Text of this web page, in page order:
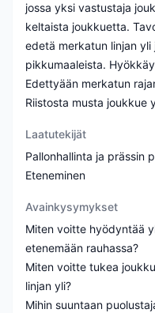
jossa yksi vastustaja
keltaista joukkuetta.
edetä merkatun linjan
pikkumaaleista.
Edettyään merkatun
Riistosta musta joukkue
Laatutekijät
Pallonhallinta ja prässin
Eteneminen
Avainkysymykset
Miten voitte hyödyntää
etenemään rauhassa?
Miten voitte tukea
linjan yli?
Mihin suuntaan